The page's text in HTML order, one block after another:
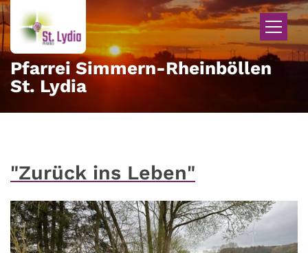
Zum Inhalt springen
Pfarrei Simmern-Rheinböllen
St. Lydia
"Zurück ins Leben"